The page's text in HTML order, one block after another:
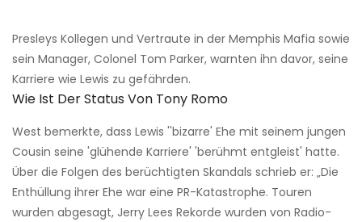
Presleys Kollegen und Vertraute in der Memphis Mafia sowie
sein Manager, Colonel Tom Parker, warnten ihn davor, seine
Karriere wie Lewis zu gefährden.
Wie Ist Der Status Von Tony Romo
West bemerkte, dass Lewis ''bizarre' Ehe mit seinem jungen
Cousin seine 'glühende Karriere' 'berühmt entgleist' hatte.
Über die Folgen des berüchtigten Skandals schrieb er: „Die
Enthüllung ihrer Ehe war eine PR-Katastrophe. Touren
wurden abgesagt, Jerry Lees Rekorde wurden von Radio-